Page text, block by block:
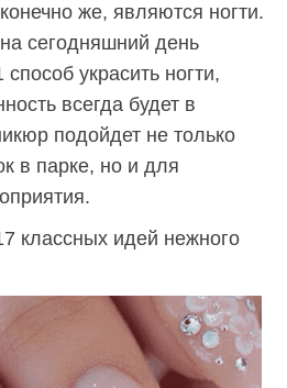
же, являются ногти.
сегодняшний день
украсить ногти,
всегда будет в
подойдет не только
в парке, но и для
классных идей нежного